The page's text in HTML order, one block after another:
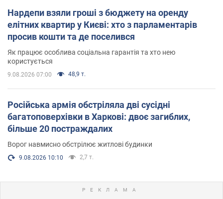
Нардепи взяли гроші з бюджету на оренду
елітних квартир у Києві: хто з парламентарів
просив кошти та де поселився
Як працює особлива соціальна гарантія та хто нею
користується
9.08.2026 07:00 48,9 т.
Російська армія обстріляла дві сусідні
багатоповерхівки в Харкові: двоє загиблих,
більше 20 постраждалих
Ворог навмисно обстрілює житлові будинки
9.08.2026 10:10 2,7 т.